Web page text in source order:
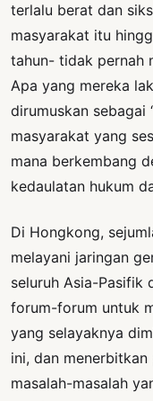
terlalu berat dan
masyarakat itu
tahun- tidak pernah
Apa yang mereka
dirumuskan sebagai
masyarakat yang
mana berkembang
kedaulatan hukum
Di Hongkong,
melayani jaringan
seluruh Asia-Pasifik
forum-forum untuk
yang selayaknya
ini, dan
masalah-masalah